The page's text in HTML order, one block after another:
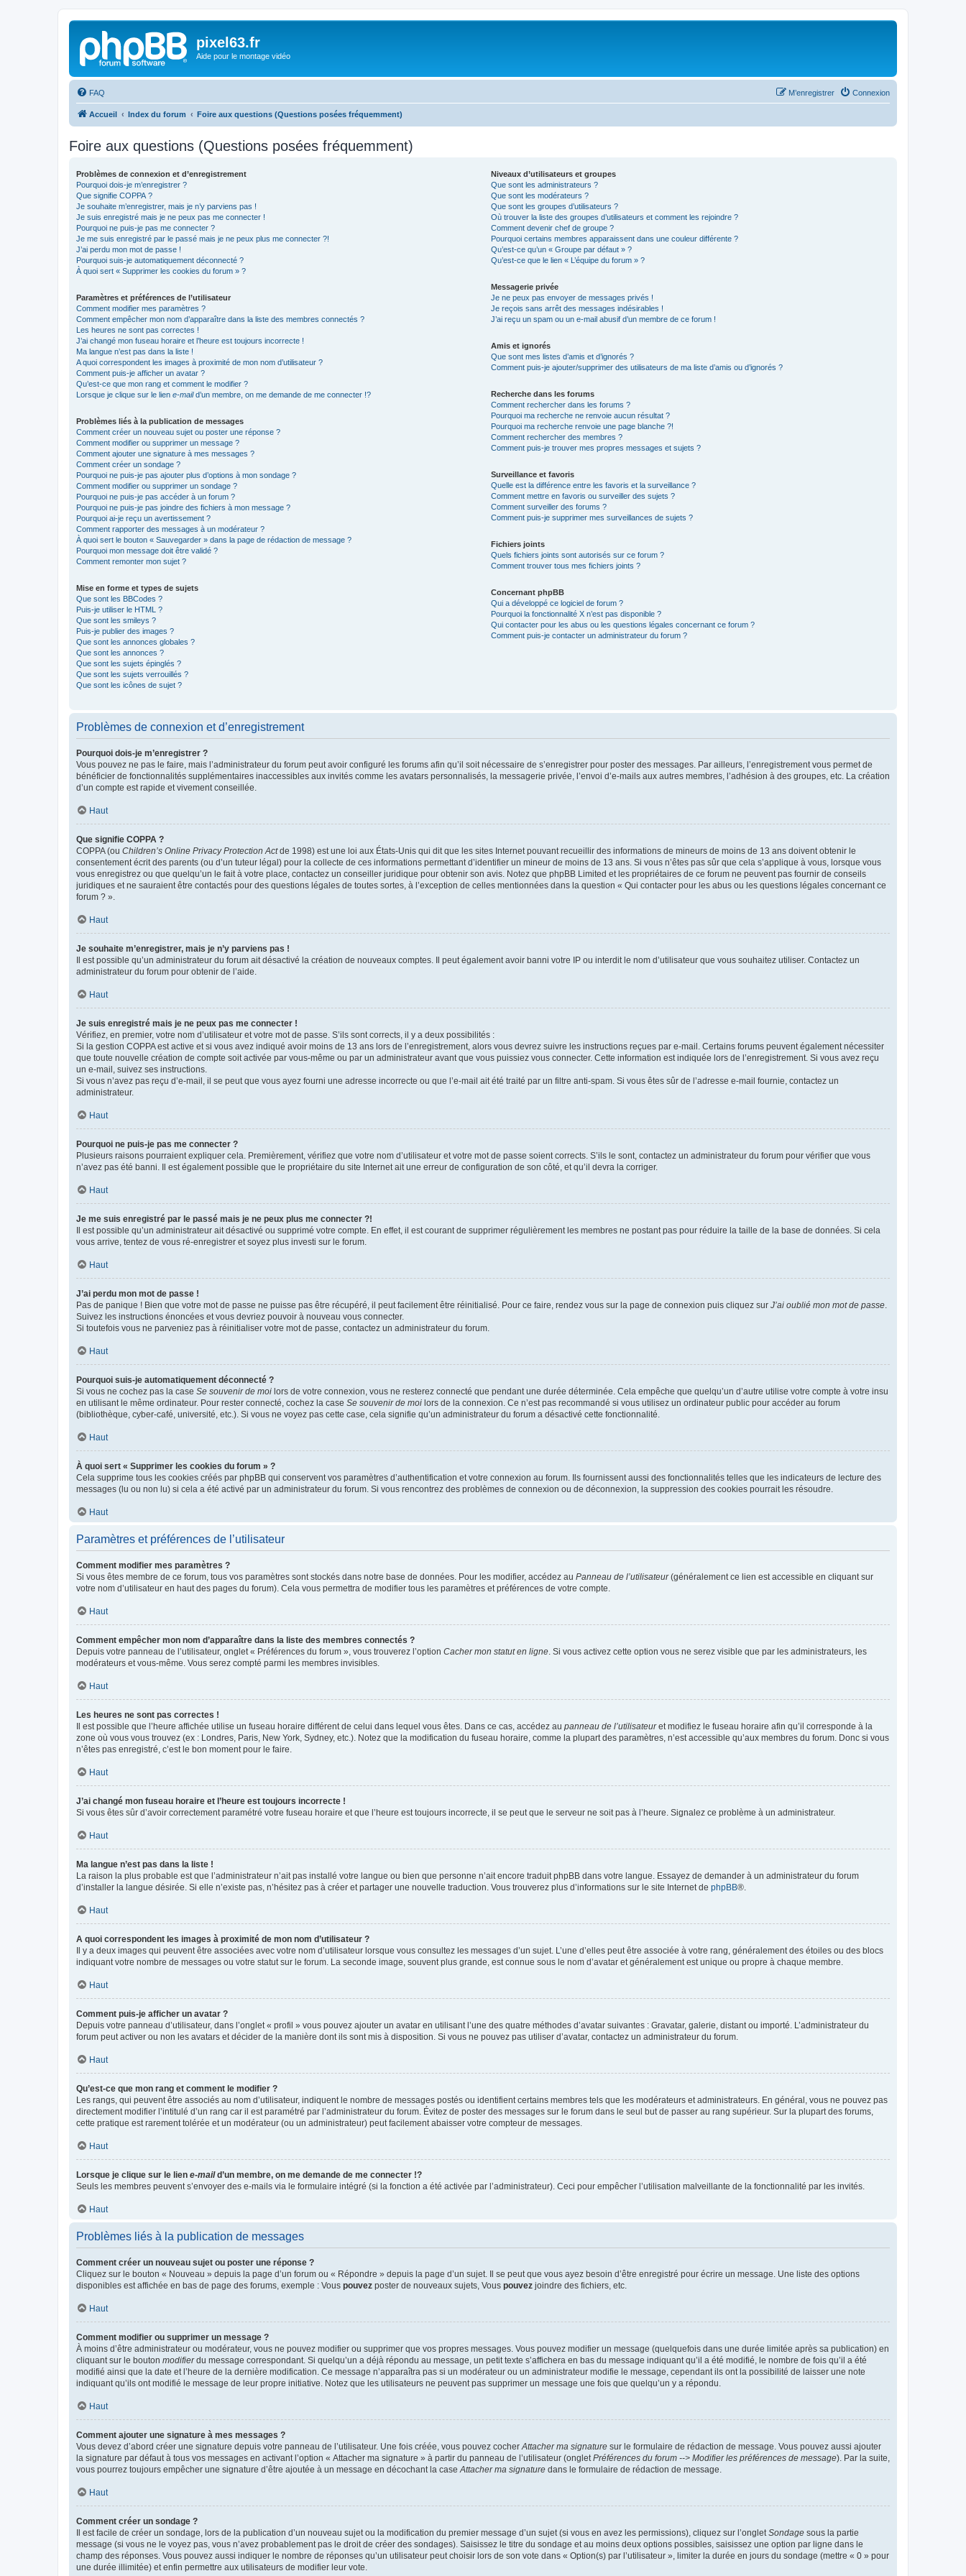
pixel63.fr
Aide pour le montage vidéo
FAQ Connexion
M’enregistrer
Accueil Index du forum Foire aux questions (Questions posées fréquemment)
Foire aux questions (Questions posées fréquemment)
Problèmes de connexion et d’enregistrement
Pourquoi dois-je m’enregistrer ?
Que signifie COPPA ?
Je souhaite m’enregistrer, mais je n’y parviens pas !
Je suis enregistré mais je ne peux pas me connecter !
Pourquoi ne puis-je pas me connecter ?
Je me suis enregistré par le passé mais je ne peux plus me connecter ?!
J’ai perdu mon mot de passe !
Pourquoi suis-je automatiquement déconnecté ?
À quoi sert « Supprimer les cookies du forum » ?
Paramètres et préférences de l’utilisateur
Comment modifier mes paramètres ?
Comment empêcher mon nom d’apparaître dans la liste des membres connectés ?
Les heures ne sont pas correctes !
J’ai changé mon fuseau horaire et l’heure est toujours incorrecte !
Ma langue n’est pas dans la liste !
A quoi correspondent les images à proximité de mon nom d’utilisateur ?
Comment puis-je afficher un avatar ?
Qu’est-ce que mon rang et comment le modifier ?
Lorsque je clique sur le lien e-maild’un membre, on me demande de me connecter !?
Problèmes liés à la publication de messages
Comment créer un nouveau sujet ou poster une réponse ?
Comment modifier ou supprimer un message ?
Comment ajouter une signature à mes messages ?
Comment créer un sondage ?
Pourquoi ne puis-je pas ajouter plus d’options à mon sondage ?
Comment modifier ou supprimer un sondage ?
Pourquoi ne puis-je pas accéder à un forum ?
Pourquoi ne puis-je pas joindre des fichiers à mon message ?
Pourquoi ai-je reçu un avertissement ?
Comment rapporter des messages à un modérateur ?
À quoi sert le bouton « Sauvegarder » dans la page de rédaction de message ?
Pourquoi mon message doit être validé ?
Comment remonter mon sujet ?
Mise en forme et types de sujets
Que sont les BBCodes ?
Puis-je utiliser le HTML ?
Que sont les smileys ?
Puis-je publier des images ?
Que sont les annonces globales ?
Que sont les annonces ?
Que sont les sujets épinglés ?
Que sont les sujets verrouillés ?
Que sont les icônes de sujet ?
Niveaux d’utilisateurs et groupes
Que sont les administrateurs ?
Que sont les modérateurs ?
Que sont les groupes d’utilisateurs ?
Où trouver la liste des groupes d’utilisateurs et comment les rejoindre ?
Comment devenir chef de groupe ?
Pourquoi certains membres apparaissent dans une couleur différente ?
Qu’est-ce qu’un « Groupe par défaut » ?
Qu’est-ce que le lien « L’équipe du forum » ?
Messagerie privée
Je ne peux pas envoyer de messages privés !
Je reçois sans arrêt des messages indésirables !
J’ai reçu un spam ou un e-mail abusif d’un membre de ce forum !
Amis et ignorés
Que sont mes listes d’amis et d’ignorés ?
Comment puis-je ajouter/supprimer des utilisateurs de ma liste d’amis ou d’ignorés ?
Recherche dans les forums
Comment rechercher dans les forums ?
Pourquoi ma recherche ne renvoie aucun résultat ?
Pourquoi ma recherche renvoie une page blanche ?!
Comment rechercher des membres ?
Comment puis-je trouver mes propres messages et sujets ?
Surveillance et favoris
Quelle est la différence entre les favoris et la surveillance ?
Comment mettre en favoris ou surveiller des sujets ?
Comment surveiller des forums ?
Comment puis-je supprimer mes surveillances de sujets ?
Fichiers joints
Quels fichiers joints sont autorisés sur ce forum ?
Comment trouver tous mes fichiers joints ?
Concernant phpBB
Qui a développé ce logiciel de forum ?
Pourquoi la fonctionnalité X n’est pas disponible ?
Qui contacter pour les abus ou les questions légales concernant ce forum ?
Comment puis-je contacter un administrateur du forum ?
Problèmes de connexion et d’enregistrement
Pourquoi dois-je m’enregistrer ?
Vous pouvez ne pas le faire, mais l’administrateur du forum peut avoir configuré les forums afin qu’il soit nécessaire de s’enregistrer pour poster des messages. Par ailleurs, l’enregistrement vous permet de
bénéficier de fonctionnalités supplémentaires inaccessibles aux invités comme les avatars personnalisés, la messagerie privée, l’envoi d’e-mails aux autres membres, l’adhésion à des groupes, etc. La création
d’un compte est rapide et vivement conseillée.
Haut
Que signifie COPPA ?
COPPA (ou Children’s Online Privacy Protection Actde 1998) est une loi aux États-Unis qui dit que les sites Internet pouvant recueillir des informations de mineurs de moins de 13 ans doivent obtenir le
consentement écrit des parents (ou d’un tuteur légal) pour la collecte de ces informations permettant d’identifier un mineur de moins de 13 ans. Si vous n’êtes pas sûr que cela s’applique à vous, lorsque vous
vous enregistrez ou que quelqu’un le fait à votre place, contactez un conseiller juridique pour obtenir son avis. Notez que phpBB Limited et les propriétaires de ce forum ne peuvent pas fournir de conseils
juridiques et ne sauraient être contactés pour des questions légales de toutes sortes, à l’exception de celles mentionnées dans la question « Qui contacter pour les abus ou les questions légales concernant ce
forum ? ».
Haut
Je souhaite m’enregistrer, mais je n’y parviens pas !
Il est possible qu’un administrateur du forum ait désactivé la création de nouveaux comptes. Il peut également avoir banni votre IP ou interdit le nom d’utilisateur que vous souhaitez utiliser. Contactez un
administrateur du forum pour obtenir de l’aide.
Haut
Je suis enregistré mais je ne peux pas me connecter !
Vérifiez, en premier, votre nom d’utilisateur et votre mot de passe. S’ils sont corrects, il y a deux possibilités :
Si la gestion COPPA est active et si vous avez indiqué avoir moins de 13 ans lors de l’enregistrement, alors vous devrez suivre les instructions reçues par e-mail. Certains forums peuvent également nécessiter
que toute nouvelle création de compte soit activée par vous-même ou par un administrateur avant que vous puissiez vous connecter. Cette information est indiquée lors de l’enregistrement. Si vous avez reçu
un e-mail, suivez ses instructions.
Si vous n’avez pas reçu d’e-mail, il se peut que vous ayez fourni une adresse incorrecte ou que l’e-mail ait été traité par un filtre anti-spam. Si vous êtes sûr de l’adresse e-mail fournie, contactez un
administrateur.
Haut
Pourquoi ne puis-je pas me connecter ?
Plusieurs raisons pourraient expliquer cela. Premièrement, vérifiez que votre nom d’utilisateur et votre mot de passe soient corrects. S’ils le sont, contactez un administrateur du forum pour vérifier que vous
n’avez pas été banni. Il est également possible que le propriétaire du site Internet ait une erreur de configuration de son côté, et qu’il devra la corriger.
Haut
Je me suis enregistré par le passé mais je ne peux plus me connecter ?!
Il est possible qu’un administrateur ait désactivé ou supprimé votre compte. En effet, il est courant de supprimer régulièrement les membres ne postant pas pour réduire la taille de la base de données. Si cela
vous arrive, tentez de vous ré-enregistrer et soyez plus investi sur le forum.
Haut
J’ai perdu mon mot de passe !
Pas de panique ! Bien que votre mot de passe ne puisse pas être récupéré, il peut facilement être réinitialisé. Pour ce faire, rendez vous sur la page de connexion puis cliquez sur J’ai oublié mon mot de passe
Suivez les instructions énoncées et vous devriez pouvoir à nouveau vous connecter.
Si toutefois vous ne parveniez pas à réinitialiser votre mot de passe, contactez un administrateur du forum.
Haut
Pourquoi suis-je automatiquement déconnecté ?
Si vous ne cochez pas la case Se souvenir de moi lors de votre connexion, vous ne resterez connecté que pendant une durée déterminée. Cela empêche que quelqu’un d’autre utilise votre compte à votre insu
en utilisant le même ordinateur. Pour rester connecté, cochez la case Se souvenir de moi lors de la connexion. Ce n’est pas recommandé si vous utilisez un ordinateur public pour accéder au forum
(bibliothèque, cyber-café, université, etc.). Si vous ne voyez pas cette case, cela signifie qu’un administrateur du forum a désactivé cette fonctionnalité.
Haut
À quoi sert « Supprimer les cookies du forum » ?
Cela supprime tous les cookies créés par phpBB qui conservent vos paramètres d’authentification et votre connexion au forum. Ils fournissent aussi des fonctionnalités telles que les indicateurs de lecture des
messages (lu ou non lu) si cela a été activé par un administrateur du forum. Si vous rencontrez des problèmes de connexion ou de déconnexion, la suppression des cookies pourrait les résoudre.
Haut
Paramètres et préférences de l’utilisateur
Comment modifier mes paramètres ?
Si vous êtes membre de ce forum, tous vos paramètres sont stockés dans notre base de données. Pour les modifier, accédez au Panneau de l’utilisateur(généralement ce lien est accessible en cliquant sur
votre nom d’utilisateur en haut des pages du forum). Cela vous permettra de modifier tous les paramètres et préférences de votre compte.
Haut
Comment empêcher mon nom d’apparaître dans la liste des membres connectés ?
Depuis votre panneau de l’utilisateur, onglet « Préférences du forum », vous trouverez l’option Cacher mon statut en ligne . Si vous activez cette option vous ne serez visible que par les administrateurs, les
modérateurs et vous-même. Vous serez compté parmi les membres invisibles.
Haut
Les heures ne sont pas correctes !
Il est possible que l’heure affichée utilise un fuseau horaire différent de celui dans lequel vous êtes. Dans ce cas, accédez au panneau de l’utilisateuret modifiez le fuseau horaire afin qu’il corresponde à la
zone où vous vous trouvez (ex : Londres, Paris, New York, Sydney, etc.). Notez que la modification du fuseau horaire, comme la plupart des paramètres, n’est accessible qu’aux membres du forum. Donc si vous
n’êtes pas enregistré, c’est le bon moment pour le faire.
Haut
J’ai changé mon fuseau horaire et l’heure est toujours incorrecte !
Si vous êtes sûr d’avoir correctement paramétré votre fuseau horaire et que l’heure est toujours incorrecte, il se peut que le serveur ne soit pas à l’heure. Signalez ce problème à un administrateur.
Haut
Ma langue n’est pas dans la liste !
La raison la plus probable est que l’administrateur n’ait pas installé votre langue ou bien que personne n’ait encore traduit phpBB dans votre langue. Essayez de demander à un administrateur du forum
d’installer la langue désirée. Si elle n’existe pas, n’hésitez pas à créer et partager une nouvelle traduction. Vous trouverez plus d’informations sur le site Internet de phpBB®.
Haut
A quoi correspondent les images à proximité de mon nom d’utilisateur ?
Il y a deux images qui peuvent être associées avec votre nom d’utilisateur lorsque vous consultez les messages d’un sujet. L’une d’elles peut être associée à votre rang, généralement des étoiles ou des blocs
indiquant votre nombre de messages ou votre statut sur le forum. La seconde image, souvent plus grande, est connue sous le nom d’avatar et généralement est unique ou propre à chaque membre.
Haut
Comment puis-je afficher un avatar ?
Depuis votre panneau d’utilisateur, dans l’onglet « profil » vous pouvez ajouter un avatar en utilisant l’une des quatre méthodes d’avatar suivantes : Gravatar, galerie, distant ou importé. L’administrateur du
forum peut activer ou non les avatars et décider de la manière dont ils sont mis à disposition. Si vous ne pouvez pas utiliser d’avatar, contactez un administrateur du forum.
Haut
Qu’est-ce que mon rang et comment le modifier ?
Les rangs, qui peuvent être associés au nom d’utilisateur, indiquent le nombre de messages postés ou identifient certains membres tels que les modérateurs et administrateurs. En général, vous ne pouvez pas
directement modifier l’intitulé d’un rang car il est paramétré par l’administrateur du forum. Évitez de poster des messages sur le forum dans le seul but de passer au rang supérieur. Sur la plupart des forums,
cette pratique est rarement tolérée et un modérateur (ou un administrateur) peut facilement abaisser votre compteur de messages.
Haut
Lorsque je clique sur le lien e-maild’un membre, on me demande de me connecter !?
Seuls les membres peuvent s’envoyer des e-mails via le formulaire intégré (si la fonction a été activée par l’administrateur). Ceci pour empêcher l’utilisation malveillante de la fonctionnalité par les invités.
Haut
Problèmes liés à la publication de messages
Comment créer un nouveau sujet ou poster une réponse ?
Cliquez sur le bouton « Nouveau » depuis la page d’un forum ou « Répondre » depuis la page d’un sujet. Il se peut que vous ayez besoin d’être enregistré pour écrire un message. Une liste des options
disponibles est affichée en bas de page des forums, exemple : Vous pouvez poster de nouveaux sujets, Vous pouvez joindre des fichiers, etc.
Haut
Comment modifier ou supprimer un message ?
À moins d’être administrateur ou modérateur, vous ne pouvez modifier ou supprimer que vos propres messages. Vous pouvez modifier un message (quelquefois dans une durée limitée après sa publication) en
cliquant sur le bouton modifierdu message correspondant. Si quelqu’un a déjà répondu au message, un petit texte s’affichera en bas du message indiquant qu’il a été modifié, le nombre de fois qu’il a été
modifié ainsi que la date et l’heure de la dernière modification. Ce message n’apparaîtra pas si un modérateur ou un administrateur modifie le message, cependant ils ont la possibilité de laisser une note
indiquant qu’ils ont modifié le message de leur propre initiative. Notez que les utilisateurs ne peuvent pas supprimer un message une fois que quelqu’un y a répondu.
Haut
Comment ajouter une signature à mes messages ?
Vous devez d’abord créer une signature depuis votre panneau de l’utilisateur. Une fois créée, vous pouvez cocher Attacher ma signature sur le formulaire de rédaction de message. Vous pouvez aussi ajouter
la signature par défaut à tous vos messages en activant l’option « Attacher ma signature » à partir du panneau de l’utilisateur (onglet Préférences du forum --> Modifier les préférences de message). Par la suite,
vous pourrez toujours empêcher une signature d’être ajoutée à un message en décochant la case Attacher ma signature dans le formulaire de rédaction de message.
Haut
Comment créer un sondage ?
Il est facile de créer un sondage, lors de la publication d’un nouveau sujet ou la modification du premier message d’un sujet (si vous en avez les permissions), cliquez sur l’onglet Sondage sous la partie
message (si vous ne le voyez pas, vous n’avez probablement pas le droit de créer des sondages). Saisissez le titre du sondage et au moins deux options possibles, saisissez une option par ligne dans le
champ des réponses. Vous pouvez aussi indiquer le nombre de réponses qu’un utilisateur peut choisir lors de son vote dans « Option(s) par l’utilisateur », limiter la durée en jours du sondage (mettre « 0 » pour
une durée illimitée) et enfin permettre aux utilisateurs de modifier leur vote.